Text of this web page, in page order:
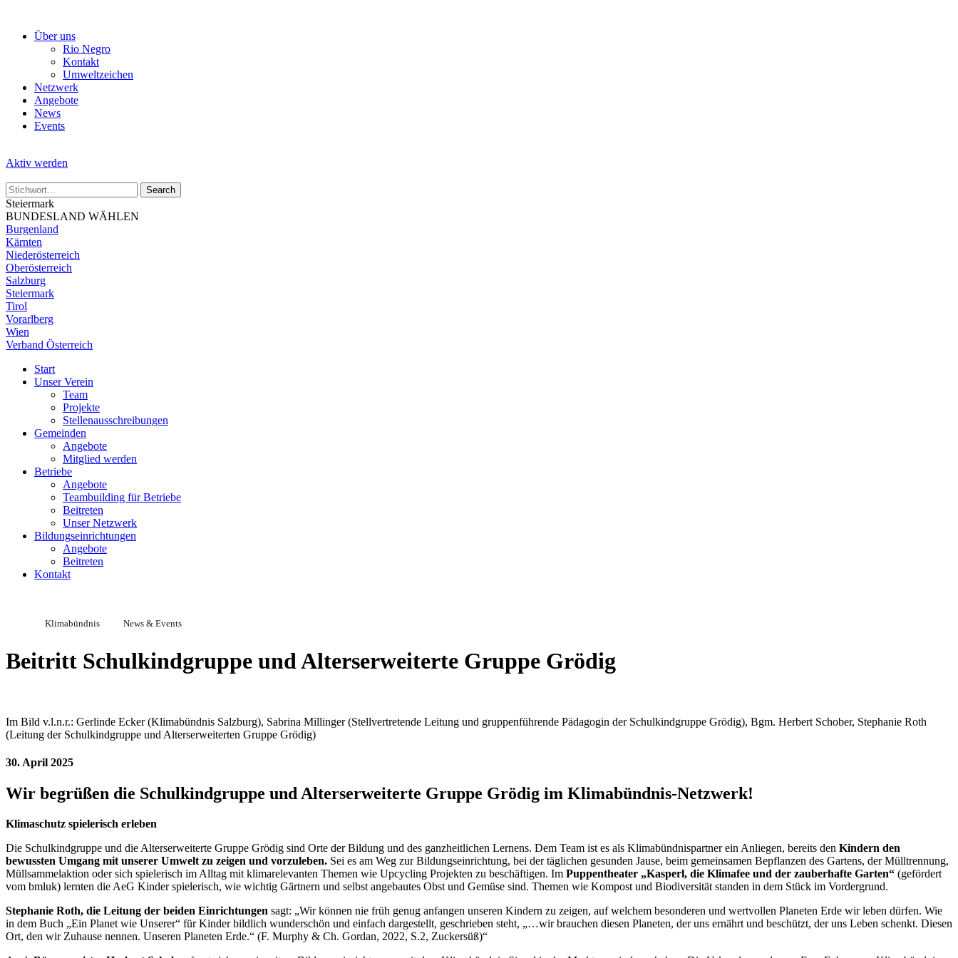
Über uns
Rio Negro
Kontakt
Umweltzeichen
Netzwerk
Angebote
News
Events
Aktiv werden
Steiermark
BUNDESLAND WÄHLEN
Burgenland
Kärnten
Niederösterreich
Oberösterreich
Salzburg
Steiermark
Tirol
Vorarlberg
Wien
Verband Österreich
Start
Unser Verein
Team
Projekte
Stellenausschreibungen
Gemeinden
Angebote
Mitglied werden
Betriebe
Angebote
Teambuilding für Betriebe
Beitreten
Unser Netzwerk
Bildungseinrichtungen
Angebote
Beitreten
Kontakt
Klimabündnis News & Events
Beitritt Schulkindgruppe und Alterserweiterte Gruppe Grödig
Im Bild v.l.n.r.: Gerlinde Ecker (Klimabündnis Salzburg), Sabrina Millinger (Stellvertretende Leitung und gruppenführende Pädagogin der Schulkindgruppe Grödig), Bgm. Herbert Schober, Stephanie Roth
(Leitung der Schulkindgruppe und Alterserweiterten Gruppe Grödig)
30. April 2025
Wir begrüßen die Schulkindgruppe und Alterserweiterte Gruppe Grödig im Klimabündnis-Netzwerk!
Klimaschutz spielerisch erleben
Die Schulkindgruppe und die Alterserweiterte Gruppe Grödig sind Orte der Bildung und des ganzheitlichen Lernens. Dem Team ist es als Klimabündnispartner ein Anliegen, bereits den Kindern den
bewussten Umgang mit unserer Umwelt zu zeigen und vorzuleben. Sei es am Weg zur Bildungseinrichtung, bei der täglichen gesunden Jause, beim gemeinsamen Bepflanzen des Gartens, der Mülltrennung,
Müllsammelaktion oder sich spielerisch im Alltag mit klimarelevanten Themen wie Upcycling Projekten zu beschäftigen. Im Puppentheater „Kasperl, die Klimafee und der zauberhafte Garten“ (gefördert
vom bmluk) lernten die AeG Kinder spielerisch, wie wichtig Gärtnern und selbst angebautes Obst und Gemüse sind. Themen wie Kompost und Biodiversität standen in dem Stück im Vordergrund.
Stephanie Roth, die Leitung der beiden Einrichtungen sagt: „Wir können nie früh genug anfangen unseren Kindern zu zeigen, auf welchem besonderen und wertvollen Planeten Erde wir leben dürfen. Wie
in dem Buch „Ein Planet wie Unserer“ für Kinder bildlich wunderschön und einfach dargestellt, geschrieben steht, „…wir brauchen diesen Planeten, der uns ernährt und beschützt, der uns Leben schenkt. Diesen
Ort, den wir Zuhause nennen. Unseren Planeten Erde.“ (F. Murphy & Ch. Gordan, 2022, S.2, Zuckersüß)“